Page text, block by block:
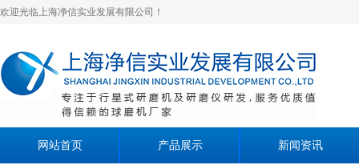
欢迎光临上海净信实业发展有限公司！
网站首页 产品展示 新闻资讯